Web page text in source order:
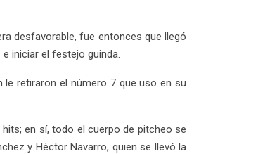
desfavorable, fue entonces que llegó
iniciar el festejo guinda.
le retiraron el número 7 que uso en su
en sí, todo el cuerpo de pitcheo se
y Héctor Navarro, quien se llevó la